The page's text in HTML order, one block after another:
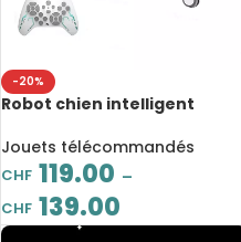
-20%
Robot chien intelligent
multifonction, mécanique,
avec tourelle de tir
Jouets télécommandés
CHF 119.00 –
CHF 139.00